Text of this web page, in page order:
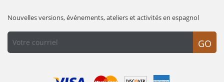
Nouvelles versions, événements, ateliers et activités en espagnol
GO